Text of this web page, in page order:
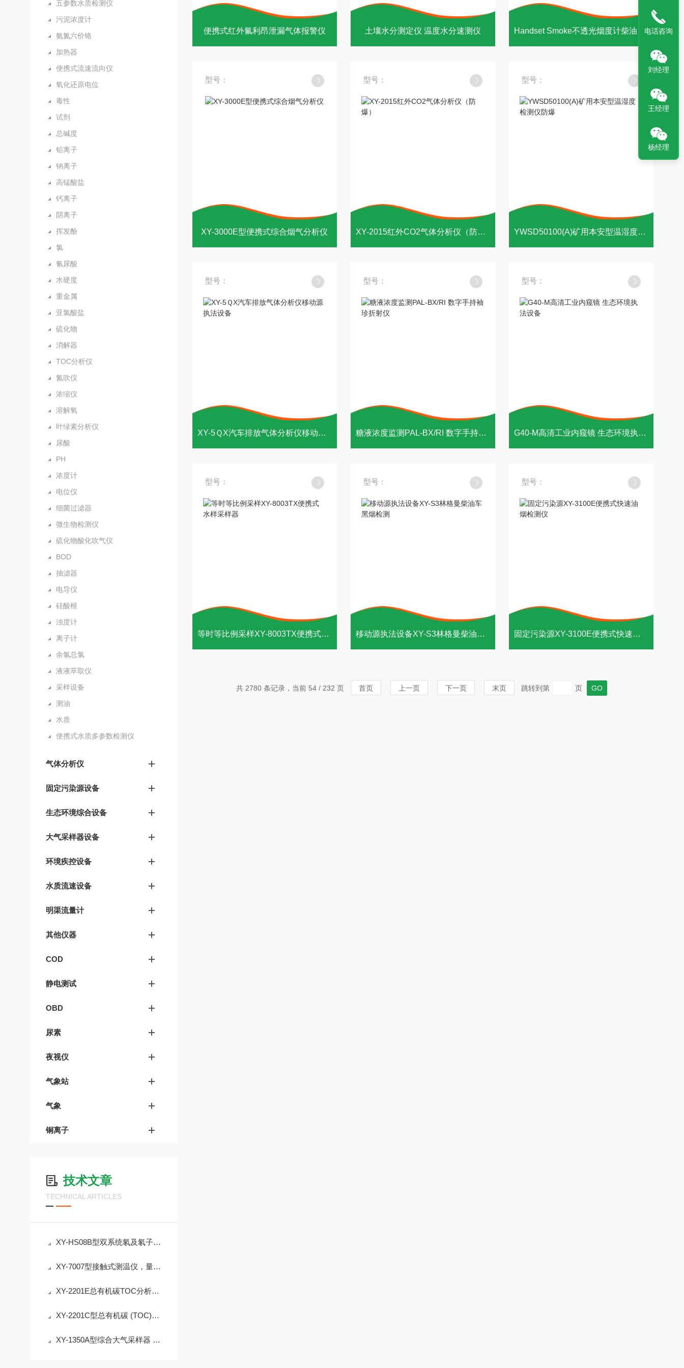
五参数水质检测仪
污泥浓度计
氨氮六价铬
加热器
便携式流速流向仪
氧化还原电位
毒性
试剂
总碱度
铅离子
钠离子
高锰酸盐
钙离子
阴离子
挥发酚
氯
氰尿酸
水硬度
重金属
亚氯酸盐
硫化物
消解器
TOC分析仪
氮吹仪
浓缩仪
溶解氧
叶绿素分析仪
尿酸
PH
浓度计
电位仪
细菌过滤器
微生物检测仪
硫化物酸化吹气仪
BOD
抽滤器
电导仪
硅酸根
浊度计
离子计
余氯总氯
液液萃取仪
采样设备
测油
水质
便携式水质多参数检测仪
气体分析仪
固定污染源设备
生态环境综合设备
大气采样器设备
环境疾控设备
水质流速设备
明渠流量计
其他仪器
COD
静电测试
OBD
尿素
夜视仪
气象站
气象
铜离子
技术文章
TECHNICAL ARTICLES
XY-HS08B型双系统氡及氡子体测量仪，触控屏操作一键式标准化
XY-7007型接触式测温仪，量程覆盖-70~200℃宽温区
XY-2201E总有机碳TOC分析仪 高温催化氧化
XY-2201C型总有机碳 (TOC)分析仪 紫外灯窗口易观察
XY-1350A型综合大气采样器 环境空气颗粒物采样器
便携式红外氟利昂泄漏气体报警仪 土壤水分测定仪 温度水分速测仪 Handset Smoke不透光烟度计柴油车排放烟度
型号：
XY-3000E型便携式综合烟气分析仪
型号：
XY-2015红外CO2气体分析仪（防爆）
型号：
YWSD50100(A)矿用本安型温湿度检测仪防爆
型号：
XY-5ＱX汽车排放气体分析仪移动源执法设备
型号：
糖液浓度监测PAL-BX/RI 数字手持袖珍折射仪
型号：
G40-M高清工业内窥镜 生态环境执法设备
型号：
等时等比例采样XY-8003TX便携式水样采样器
型号：
移动源执法设备XY-S3林格曼柴油车黑烟检测
型号：
固定污染源XY-3100E便携式快速油烟检测仪
共 2780 条记录，当前 54 / 232 页 首页 上一页 下一页 末页 跳转到第 页
电话咨询
刘经理
王经理
杨经理